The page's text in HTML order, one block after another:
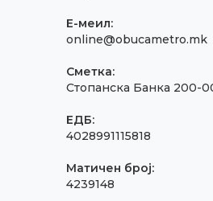
E-меил:
online@obucametro.mk
Сметка:
Стопанска Банка 200-
ЕДБ:
4028991115818
Матичен број:
4239148